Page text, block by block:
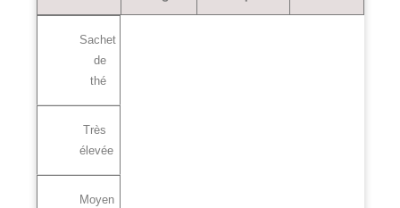
Sachet
de
thé
Très
élevée
Moyen